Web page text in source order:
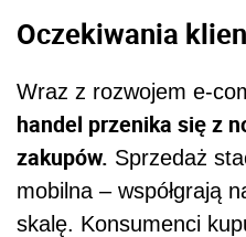
Oczekiwania
Wraz z rozwojem e-
handel przenika się z
zakupów. Sprzedaż
mobilna – współgrają
skalę. Konsumenci